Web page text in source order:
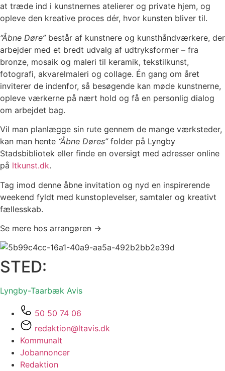
at træde ind i kunstnernes atelierer og private hjem, og
opleve den kreative proces dér, hvor kunsten bliver til.
“Åbne Døre”består af kunstnere og kunsthåndværkere, der
arbejder med et bredt udvalg af udtryksformer – fra
bronze, mosaik og maleri til keramik, tekstilkunst,
fotografi, akvarelmaleri og collage. Én gang om året
inviterer de indenfor, så besøgende kan møde kunstnerne,
opleve værkerne på nært hold og få en personlig dialog
om arbejdet bag.
Vil man planlægge sin rute gennem de mange værksteder,
kan man hente “Åbne Døres”folder på Lyngby
Stadsbibliotek eller finde en oversigt med adresser online
på ltkunst.dk.
Tag imod denne åbne invitation og nyd en inspirerende
weekend fyldt med kunstoplevelser, samtaler og kreativt
fællesskab.
Se mere hos arrangøren →
STED:
Lyngby-Taarbæk Avis
50 50 74 06
redaktion@ltavis.dk
Kommunalt
Jobannoncer
Redaktion